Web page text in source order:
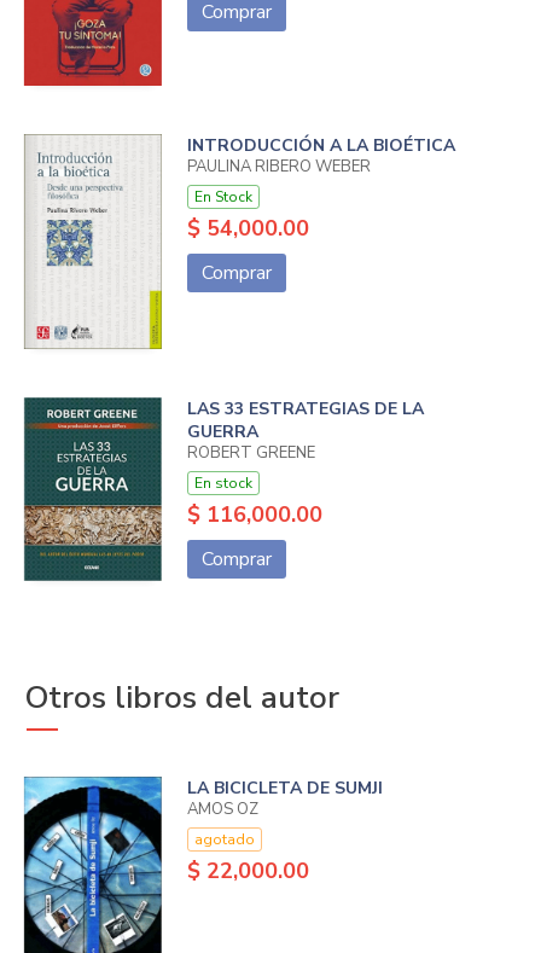
Comprar
INTRODUCCIÓN A LA BIOÉTICA
PAULINA RIBERO WEBER
En Stock
$ 54,000.00
Comprar
LAS 33 ESTRATEGIAS DE LA
GUERRA
ROBERT GREENE
En stock
$ 116,000.00
Comprar
Otros libros del autor
LA BICICLETA DE SUMJI
AMOS OZ
agotado
$ 22,000.00